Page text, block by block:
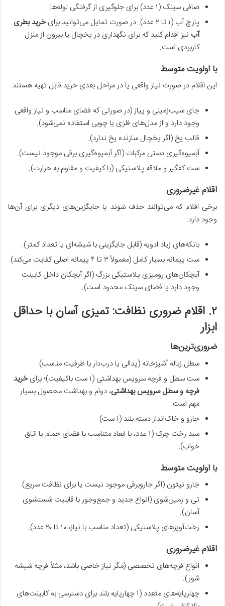
صافی سینک (۱ عدد) برای جلوگیری از گرفتگی لوله‌ها.
پارچ آب (۱ تا ۲ عدد). در صورت تمایل می‌توانید برای
خرید بطری
آب نیز اقدام کنید که برای نگهداری در یخچال یا بیرون از منزل
کاربردی است.
با اولویت متوسط
این اقلام در صورت نیاز واقعی یا در مراحل بعدی خرید قابل تهیه هستند:
جای سیب‌زمینی و پیاز (در صورتی که فضای مناسب و نیاز واقعی
وجود دارد و از مدل‌های فلزی یا چوبی استفاده نمی‌شود).
قالب یخ (اگر یخچال سازنده یخ ندارد).
آبمیوه‌گیری دستی مرکبات (اگر آبمیوه‌گیری برقی موجود نیست).
ست کفگیر و ملاقه پلاستیکی (با کیفیت و مقاوم به حرارت).
اقلام غیرضروری
برخی اقلام که می‌توانند حذف شوند یا جایگزین‌های دیگری برای آن‌ها
وجود دارد:
بانکه‌های زیاد ادویه (قابل جایگزینی با شیشه‌ای یا تعداد کمتر).
ست پیمانه بسیار کامل (معمولاً ۳ تا ۴ پیمانه اصلی کفایت می‌کند).
آبچکان‌های رومیزی پلاستیکی بزرگ (اگر آبچکان داخل کابینت
وجود دارد یا فضای سینک محدود است).
۲. اقلام ضروری نظافت: تمیزی آسان با حداقل
ابزار
ضروری‌ترین‌ها
سطل زباله آشپزخانه (پدالی یا درب‌دار با ظرفیت مناسب).
ست سطل و فرچه سرویس بهداشتی (۱ ست باکیفیت)؛ برای
خرید
فرچه و سطل سرویس بهداشتی، دوام و بهداشت محصول بسیار
مهم است.
جارو و خاک‌انداز دسته بلند (۱ ست).
سبد رخت چرک (۱ عدد، با ابعاد متناسب با فضای حمام یا اتاق
خواب).
با اولویت متوسط
جارو نپتون (اگر جاروبرقی موجود نیست یا برای نظافت سریع).
تی و زمین‌شوی (انواع جدید و جمع‌وجور با قابلیت شستشوی
آسان).
رخت‌آویزهای پلاستیکی (تعداد مناسب با نیاز، ۱۰ تا ۲۰ عدد).
اقلام غیرضروری
انواع فرچه‌های تخصصی (مگر نیاز خاصی باشد، مثلاً فرچه شیشه
شور).
چهارپایه‌های متعدد (۱ چهارپایه بلند برای دسترسی به کابینت‌های